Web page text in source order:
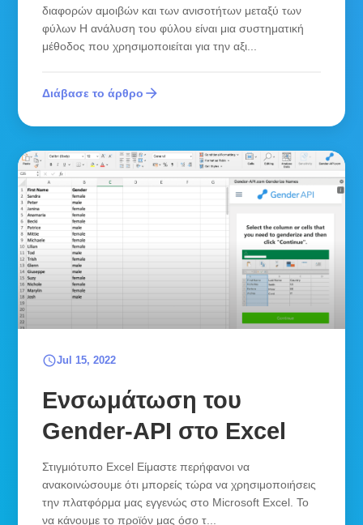
διαφορών αμοιβών και των ανισοτήτων μεταξύ των
φύλων Η ανάλυση του φύλου είναι μια συστηματική
μέθοδος που χρησιμοποιείται για την αξι...
Διάβασε το άρθρο arrow_forward
scheduleJul 15, 2022
Ενσωμάτωση του
Gender-API στο Excel
Στιγμιότυπο Excel Είμαστε περήφανοι να
ανακοινώσουμε ότι μπορείς τώρα να χρησιμοποιήσεις
την πλατφόρμα μας εγγενώς στο Microsoft Excel. Το
να κάνουμε το προϊόν μας όσο τ...